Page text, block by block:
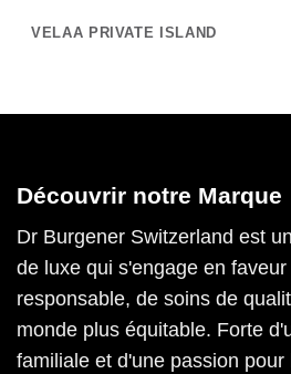
VELAA PRIVATE ISLAND
Découvrir notre Marque
Dr Burgener Switzerland est
de luxe qui s'engage en
responsable, de soins de
monde plus équitable. Forte
familiale et d'une passion